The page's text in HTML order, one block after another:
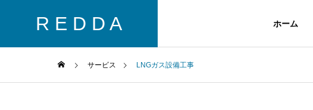
R E D D A ホーム
サービス LNGガス設備工事